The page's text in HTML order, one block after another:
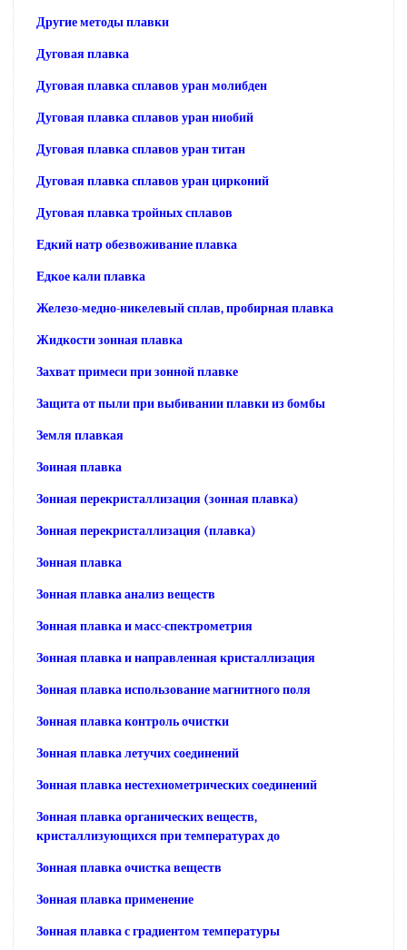
Другие методы плавки
Дуговая плавка
Дуговая плавка сплавов уран молибден
Дуговая плавка сплавов уран ниобий
Дуговая плавка сплавов уран титан
Дуговая плавка сплавов уран цирконий
Дуговая плавка тройных сплавов
Едкий натр обезвоживание плавка
Едкое кали плавка
Железо-медно-никелевый сплав, пробирная плавка
Жидкости зонная плавка
Захват примеси при зонной плавке
Защита от пыли при выбивании плавки из бомбы
Земля плавкая
Зоиная плавка
Зонная перекристаллизация (зонная плавка)
Зонная перекристаллизация (плавка)
Зонная плавка
Зонная плавка анализ веществ
Зонная плавка и масс-спектрометрия
Зонная плавка и направленная кристаллизация
Зонная плавка использование магнитного поля
Зонная плавка контроль очистки
Зонная плавка летучих соединений
Зонная плавка нестехиометрических соединений
Зонная плавка органических веществ,
кристаллизующихся при температурах до
Зонная плавка очистка веществ
Зонная плавка применение
Зонная плавка с градиентом температуры